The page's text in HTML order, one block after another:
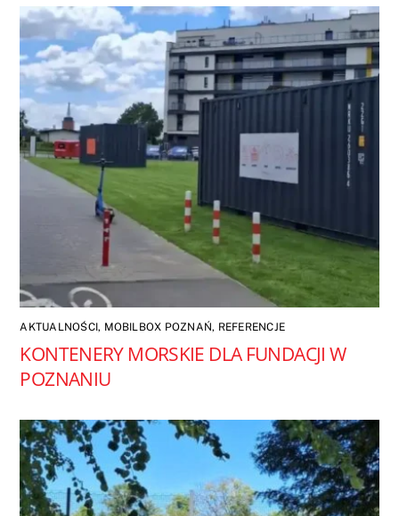
AKTUALNOŚCI, MOBILBOX POZNAŃ, REFERENCJE
KONTENERY MORSKIE DLA FUNDACJI W
POZNANIU